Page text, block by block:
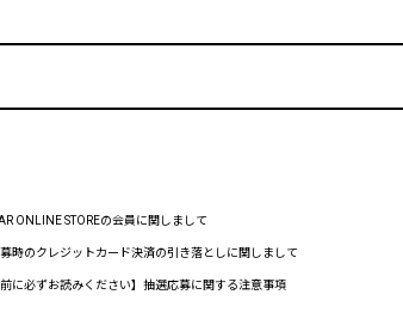
ONLINE STOREの会員に関しまして
時のクレジットカード決済の引き落としに関しまして
に必ずお読みください】抽選応募に関する注意事項